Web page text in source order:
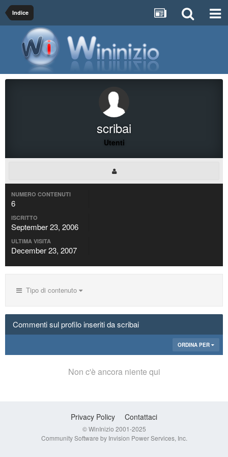
Indice
scribai
Utenti
NUMERO CONTENUTI
6
ISCRITTO
September 23, 2006
ULTIMA VISITA
December 23, 2007
Tipo di contenuto
Commenti sul profilo inseriti da scribai
ORDINA PER
Non c'è ancora niente qui
Privacy Policy Contattaci
© WinInizio 2001-2025
Community Software by Invision Power Services, Inc.